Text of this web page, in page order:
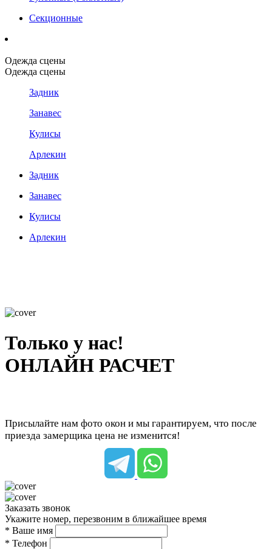
Секционные
Одежда сцены
Одежда сцены
Задник
Занавес
Кулисы
Арлекин
Задник
Занавес
Кулисы
Арлекин
Только у нас!
ОНЛАЙН РАСЧЕТ
Присылайте нам фото окон и мы гарантируем, что после
приезда замерщика цена не изменится!
Заказать звонок
Укажите номер, перезвоним в ближайшее время
* Ваше имя
* Телефон